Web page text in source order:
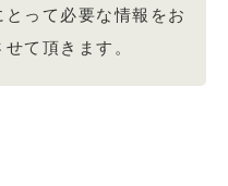
って必要な情報をお
て頂きます。